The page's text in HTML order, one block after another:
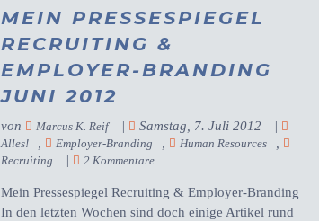
MEIN PRESSESPIEGEL
RECRUITING &
EMPLOYER-BRANDING
JUNI 2012
von Marcus K. Reif | Samstag, 7. Juli 2012 |
Alles! , Employer-Branding , Human Resources ,
Recruiting | 2 Kommentare
Mein Pressespiegel Recruiting & Employer-Branding
In den letzten Wochen sind doch einige Artikel rund